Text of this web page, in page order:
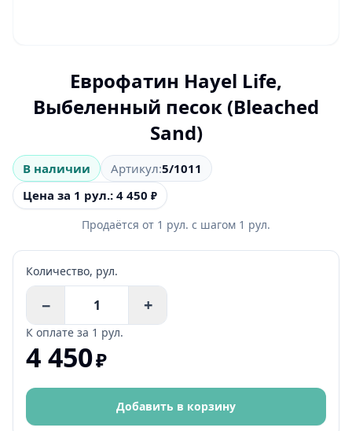
Еврофатин Hayel Life,
Выбеленный песок (Bleached
Sand)
В наличии Артикул:5/1011
Цена за 1 рул.: 4 450 ₽
Продаётся от 1 рул. с шагом 1 рул.
Количество, рул.
− +
К оплате за 1 рул.
4 450₽
Добавить в корзину